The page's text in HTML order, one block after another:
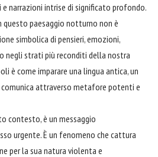
e narrazioni intrise di significato profondo.
questo paesaggio notturno non è
simbolica di pensieri, emozioni,
negli strati più reconditi della nostra
è come imparare una lingua antica, un
attraverso metafore potenti e
contesto, è un messaggio
urgente. È un fenomeno che cattura
per la sua natura violenta e